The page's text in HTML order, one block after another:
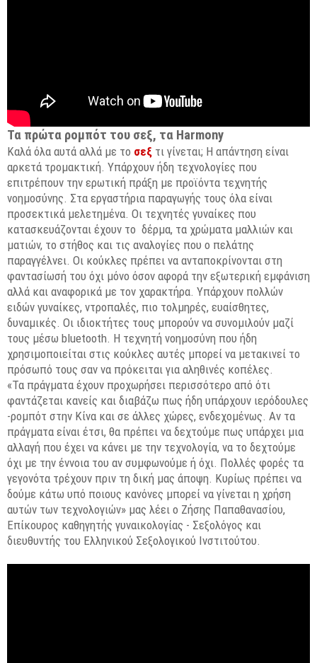
Τα πρώτα ρομπότ του σεξ, τα Harmony
Καλά όλα αυτά αλλά με το σεξ τι γίνεται; Η απάντηση είναι
αρκετά τρομακτική. Υπάρχουν ήδη τεχνολογίες που
επιτρέπουν την ερωτική πράξη με προϊόντα τεχνητής
νοημοσύνης. Στα εργαστήρια παραγωγής τους όλα είναι
προσεκτικά μελετημένα. Οι τεχνητές γυναίκες που
κατασκευάζονται έχουν το δέρμα, τα χρώματα μαλλιών και
ματιών, το στήθος και τις αναλογίες που ο πελάτης
παραγγέλνει. Οι κούκλες πρέπει να ανταποκρίνονται στη
φαντασίωσή του όχι μόνο όσον αφορά την εξωτερική εμφάνιση
αλλά και αναφορικά με τον χαρακτήρα. Υπάρχουν πολλών
ειδών γυναίκες, ντροπαλές, πιο τολμηρές, ευαίσθητες,
δυναμικές. Οι ιδιοκτήτες τους μπορούν να συνομιλούν μαζί
τους μέσω bluetooth. Η τεχνητή νοημοσύνη που ήδη
χρησιμοποιείται στις κούκλες αυτές μπορεί να μετακινεί το
πρόσωπό τους σαν να πρόκειται για αληθινές κοπέλες.
«Τα πράγματα έχουν προχωρήσει περισσότερο από ότι
φαντάζεται κανείς και διαβάζω πως ήδη υπάρχουν ιερόδουλες
-ρομπότ στην Κίνα και σε άλλες χώρες, ενδεχομένως. Αν τα
πράγματα είναι έτσι, θα πρέπει να δεχτούμε πως υπάρχει μια
αλλαγή που έχει να κάνει με την τεχνολογία, να το δεχτούμε
όχι με την έννοια του αν συμφωνούμε ή όχι. Πολλές φορές τα
γεγονότα τρέχουν πριν τη δική μας άποψη. Κυρίως πρέπει να
δούμε κάτω υπό ποιους κανόνες μπορεί να γίνεται η χρήση
αυτών των τεχνολογιών» μας λέει ο Ζήσης Παπαθανασίου,
Επίκουρος καθηγητής γυναικολογίας - Σεξολόγος και
διευθυντής του Ελληνικού Σεξολογικού Ινστιτούτου.